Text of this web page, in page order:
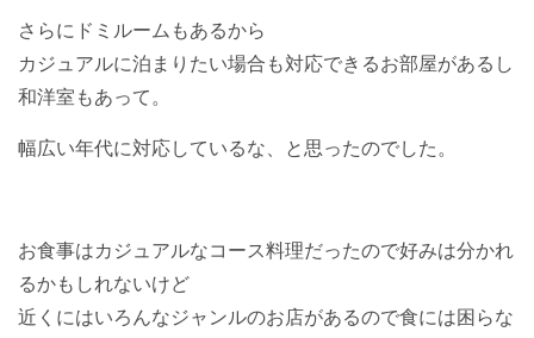
さらにドミルームもあるから
カジュアルに泊まりたい場合も対応できるお部屋があるし
和洋室もあって。
幅広い年代に対応しているな、と思ったのでした。
お食事はカジュアルなコース料理だったので好みは分かれ
るかもしれないけど
近くにはいろんなジャンルのお店があるので食には困らな